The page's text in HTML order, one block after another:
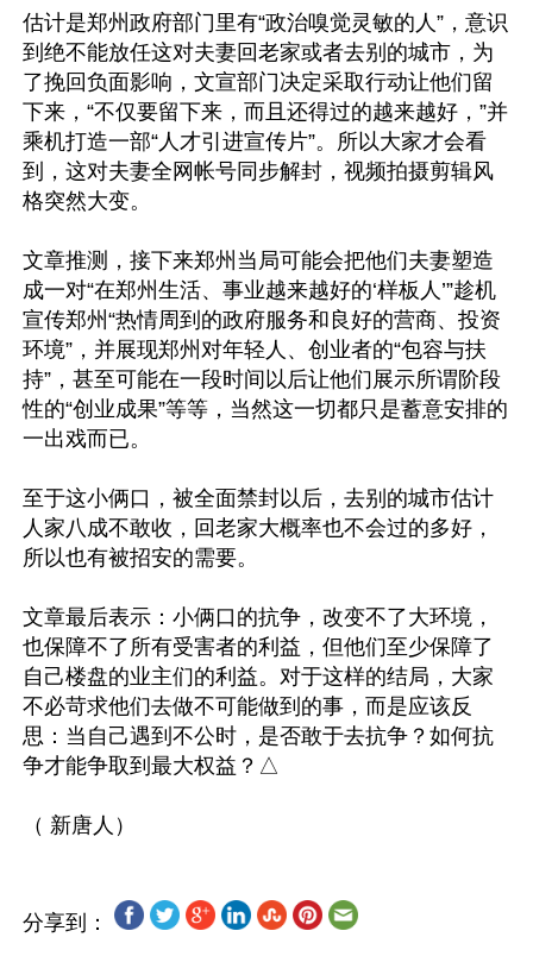
估计是郑州政府部门里有“政治嗅觉灵敏的人”，意识
到绝不能放任这对夫妻回老家或者去别的城市，为
了挽回负面影响，文宣部门决定采取行动让他们留
下来，“不仅要留下来，而且还得过的越来越好，”并
乘机打造一部“人才引进宣传片”。所以大家才会看
到，这对夫妻全网帐号同步解封，视频拍摄剪辑风
格突然大变。
文章推测，接下来郑州当局可能会把他们夫妻塑造
成一对“在郑州生活、事业越来越好的‘样板人’”趁机
宣传郑州“热情周到的政府服务和良好的营商、投资
环境”，并展现郑州对年轻人、创业者的“包容与扶
持”，甚至可能在一段时间以后让他们展示所谓阶段
性的“创业成果”等等，当然这一切都只是蓄意安排的
一出戏而已。
至于这小俩口，被全面禁封以后，去别的城市估计
人家八成不敢收，回老家大概率也不会过的多好，
所以也有被招安的需要。
文章最后表示：小俩口的抗争，改变不了大环境，
也保障不了所有受害者的利益，但他们至少保障了
自己楼盘的业主们的利益。对于这样的结局，大家
不必苛求他们去做不可能做到的事，而是应该反
思：当自己遇到不公时，是否敢于去抗争？如何抗
争才能争取到最大权益？△
分享到：